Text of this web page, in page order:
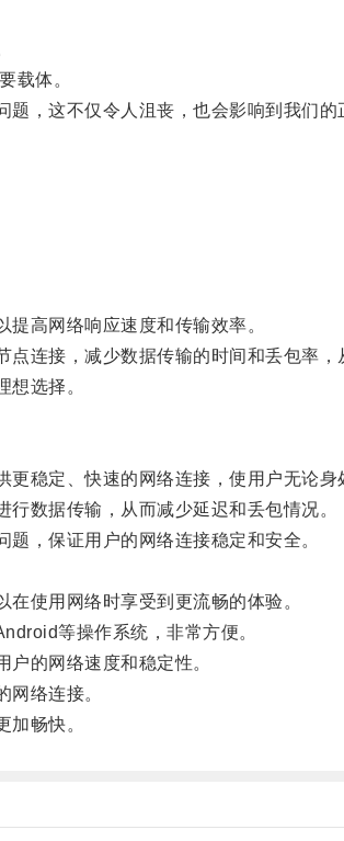
载体。
这不仅令人沮丧，也会影响到我们的
高网络响应速度和传输效率。
接，减少数据传输的时间和丢包率，
选择。
定、快速的网络连接，使用户无论身
数据传输，从而减少延迟和丢包情况。
，保证用户的网络连接稳定和安全。
使用网络时享受到更流畅的体验。
等操作系统，非常方便。
的网络速度和稳定性。
络连接。
畅快。